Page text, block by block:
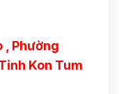
, Phường
Kon Tum